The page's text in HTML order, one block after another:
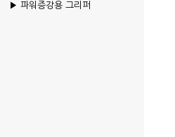
▶ 파워증강용 그리퍼